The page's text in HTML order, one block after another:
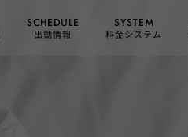
SCHEDULE
出勤情報
SYSTEM
料金システム